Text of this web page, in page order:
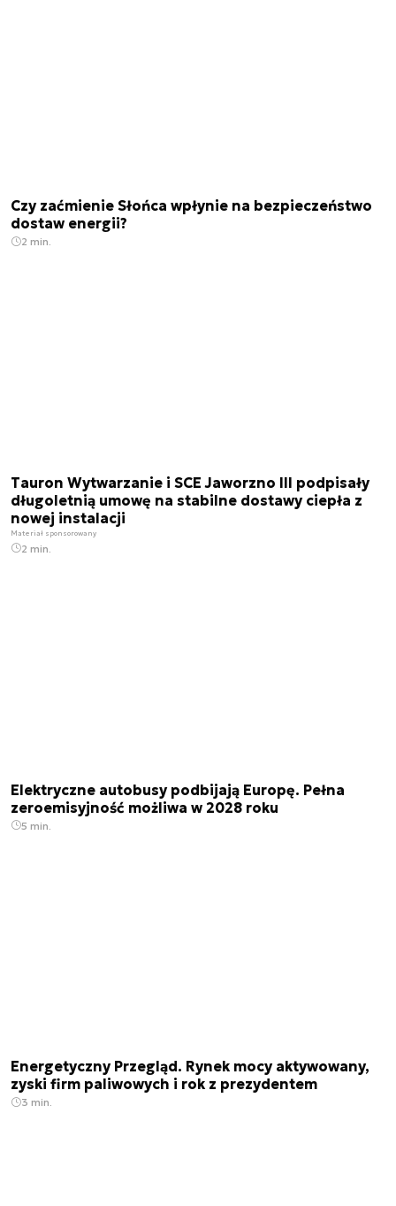
Czy zaćmienie Słońca wpłynie na bezpieczeństwo
dostaw energii?
2 min.
Tauron Wytwarzanie i SCE Jaworzno III podpisały
długoletnią umowę na stabilne dostawy ciepła z
nowej instalacji
Materiał sponsorowany
2 min.
Elektryczne autobusy podbijają Europę. Pełna
zeroemisyjność możliwa w 2028 roku
5 min.
Energetyczny Przegląd. Rynek mocy aktywowany,
zyski firm paliwowych i rok z prezydentem
3 min.